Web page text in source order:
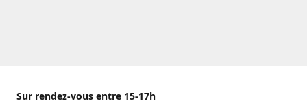
Sur rendez-vous entre 15-17h